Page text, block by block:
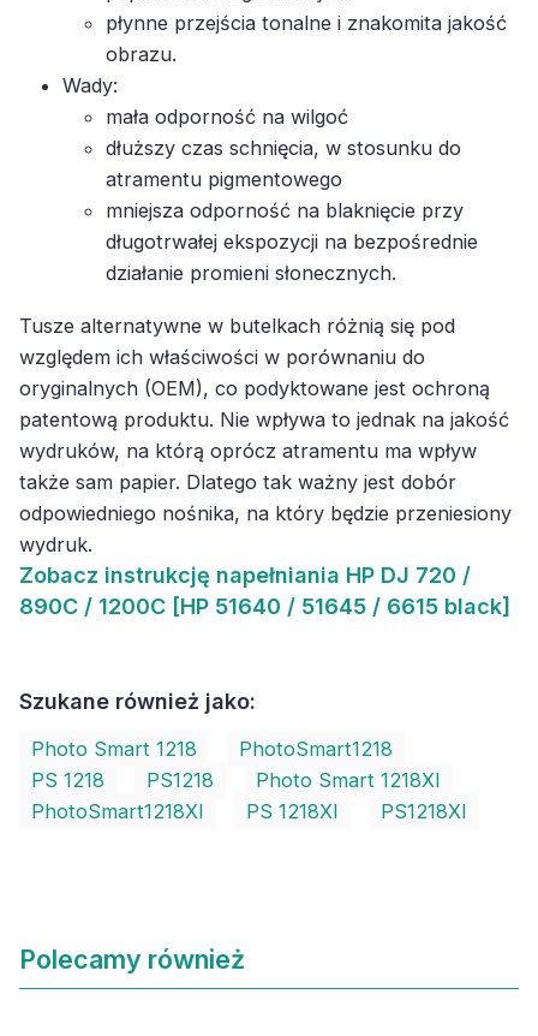
płynne przejścia tonalne i znakomita jakość
obrazu.
Wady:
mała odporność na wilgoć
dłuższy czas schnięcia, w stosunku do
atramentu pigmentowego
mniejsza odporność na blaknięcie przy
długotrwałej ekspozycji na bezpośrednie
działanie promieni słonecznych.
Tusze alternatywne w butelkach różnią się pod
względem ich właściwości w porównaniu do
oryginalnych (OEM), co podyktowane jest ochroną
patentową produktu. Nie wpływa to jednak na jakość
wydruków, na którą oprócz atramentu ma wpływ
także sam papier. Dlatego tak ważny jest dobór
odpowiedniego nośnika, na który będzie przeniesiony
wydruk.
Zobacz instrukcję napełniania HP DJ 720 /
890C / 1200C [HP 51640 / 51645 / 6615 black]
Szukane również jako:
Photo Smart 1218
PhotoSmart1218
PS 1218
PS1218
Photo Smart 1218XI
PhotoSmart1218XI
PS 1218XI PS1218XI
Polecamy również